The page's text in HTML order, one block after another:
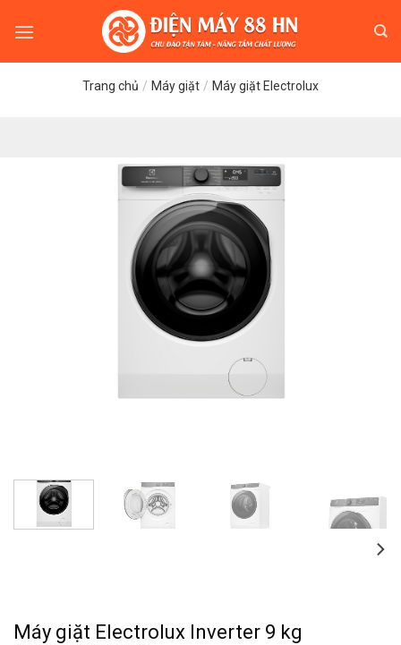
Trang chủ / Máy giặt / Máy giặt Electrolux
Máy giặt Electrolux Inverter 9 kg